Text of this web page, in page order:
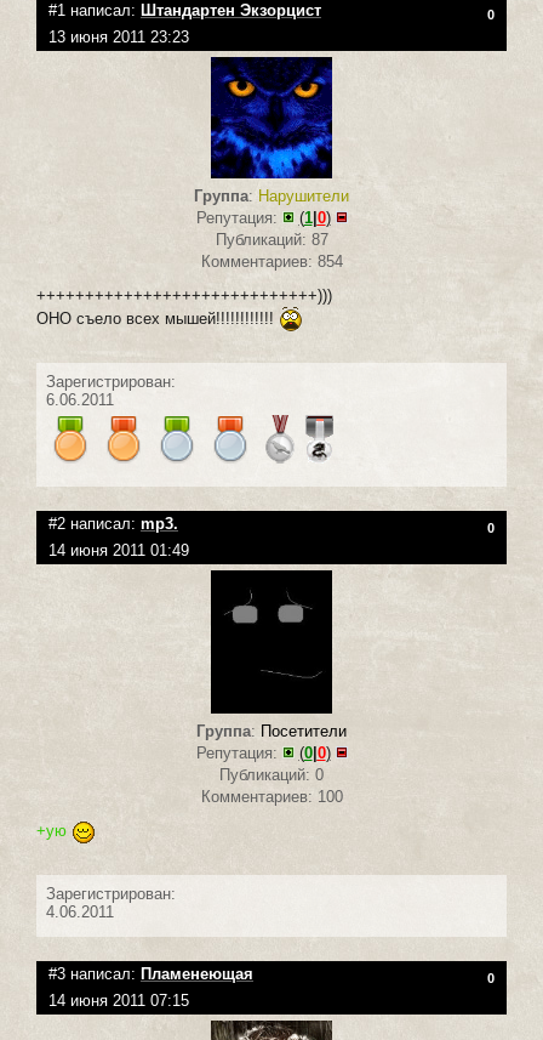
#1 написал: Штандартен Экзорцист 0
13 июня 2011 23:23
Группа: Нарушители
Репутация:
(1| 0)
Публикаций: 87
Комментариев: 854
+++++++++++++++++++++++++++++)))
ОНО съело всех мышей!!!!!!!!!!!!
Зарегистрирован:
6.06.2011
#2 написал: mp3. 0
14 июня 2011 01:49
Группа: Посетители
Репутация:
(0| 0)
Публикаций: 0
Комментариев: 100
+ую
Зарегистрирован:
4.06.2011
#3 написал: Пламенеющая 0
14 июня 2011 07:15